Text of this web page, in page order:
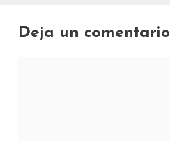
Deja un comentario